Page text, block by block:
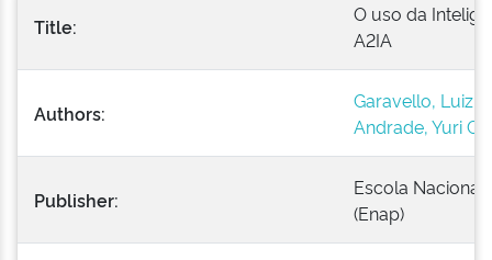
Title:
O uso da
A2IA
Authors:
Garavello, Luiz
Andrade, Yuri
Publisher:
Escola
(Enap)